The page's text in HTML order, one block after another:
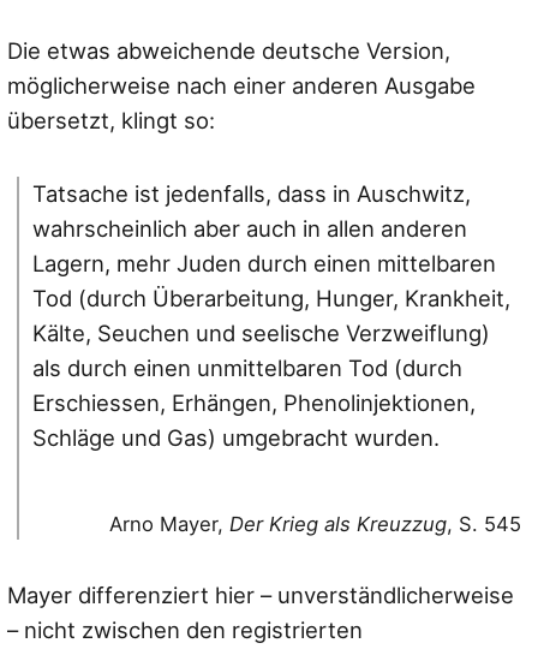
Die etwas abweichende deutsche Version,
möglicherweise nach einer anderen Ausgabe
übersetzt, klingt so:
Tatsache ist jedenfalls, dass in Auschwitz,
wahrscheinlich aber auch in allen anderen
Lagern, mehr Juden durch einen mittelbaren
Tod (durch Überarbeitung, Hunger, Krankheit,
Kälte, Seuchen und seelische Verzweiflung)
als durch einen unmittelbaren Tod (durch
Erschiessen, Erhängen, Phenolinjektionen,
Schläge und Gas) umgebracht wurden.
Arno Mayer, Der Krieg als Kreuzzug, S. 545
Mayer differenziert hier – unverständlicherweise
– nicht zwischen den registrierten